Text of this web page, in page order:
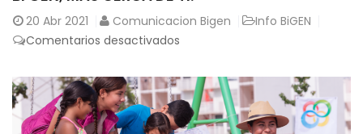
20 Abr 2021 Comunicacion Bigen
Info BiGEN
Comentarios desactivados
GEN,
mas
cerca